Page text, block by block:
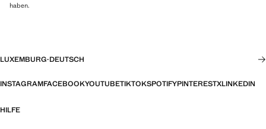
haben.
LUXEMBURG·DEUTSCH
INSTAGRAMFACEBOOKYOUTUBETIKTOKSPOTIFYPINTERESTXLINKEDIN
HILFE